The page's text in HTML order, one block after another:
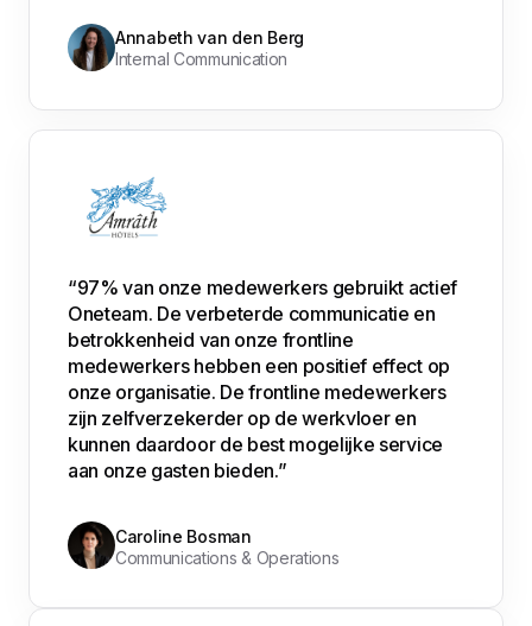
Annabeth van den Berg
Internal Communication
“97% van onze medewerkers gebruikt actief
Oneteam. De verbeterde communicatie en
betrokkenheid van onze frontline
medewerkers hebben een positief effect op
onze organisatie. De frontline medewerkers
zijn zelfverzekerder op de werkvloer en
kunnen daardoor de best mogelijke service
aan onze gasten bieden.”
Caroline Bosman
Communications & Operations